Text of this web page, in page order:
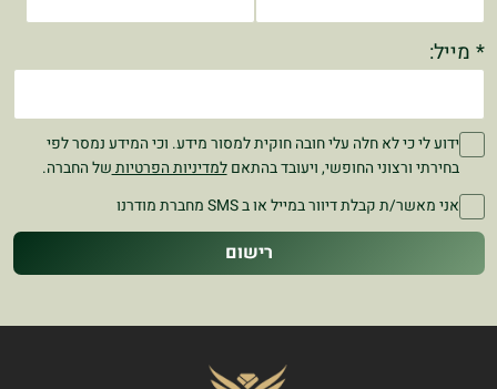
* מייל:
ידוע לי כי לא חלה עלי חובה חוקית למסור מידע. וכי המידע נמסר לפי
בחירתי ורצוני החופשי, ויעובד בהתאםלמדיניות הפרטיותשל החברה.
אני מאשר/ת קבלת דיוור במייל או ב SMS מחברת מודרנו
רישום